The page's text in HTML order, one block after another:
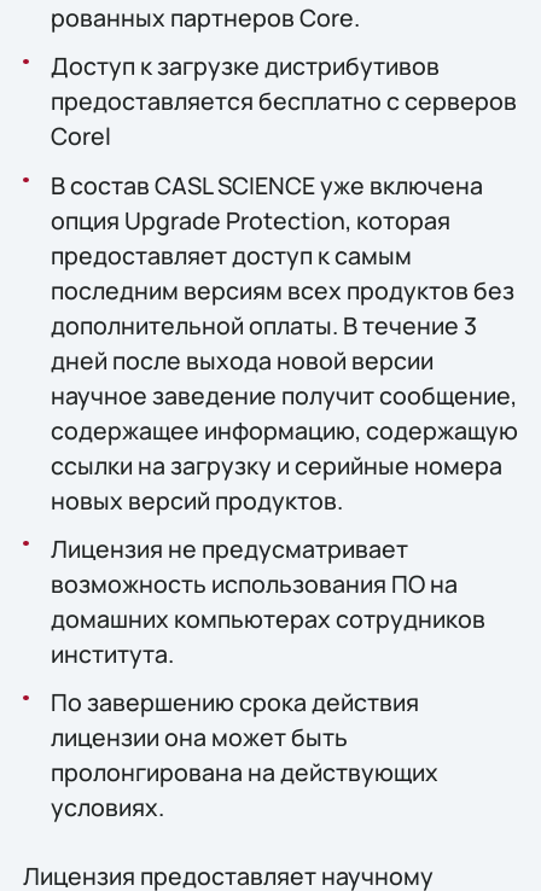
рованных партнеров Core.
Доступ к загрузке дистрибутивов
предоставляется бесплатно с серверов
Corel
В состав CASL SCIENCE уже включена
опция Upgrade Protection, которая
предоставляет доступ к самым
последним версиям всех продуктов без
дополнительной оплаты. В течение 3
дней после выхода новой версии
научное заведение получит сообщение,
содержащее информацию, содержащую
ссылки на загрузку и серийные номера
новых версий продуктов.
Лицензия не предусматривает
возможность использования ПО на
домашних компьютерах сотрудников
института.
По завершению срока действия
лицензии она может быть
пролонгирована на действующих
условиях.
Лицензия предоставляет научному